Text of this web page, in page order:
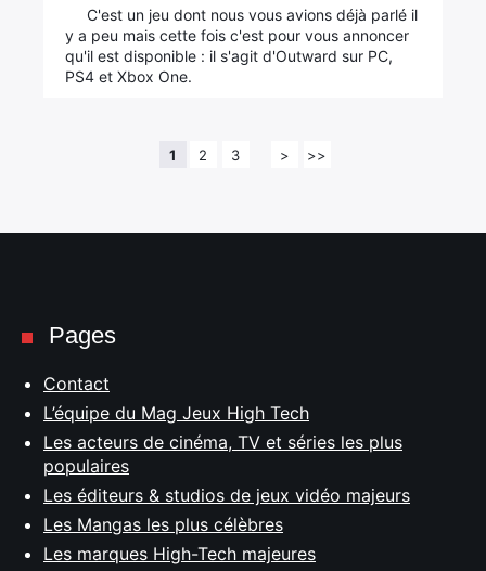
C'est un jeu dont nous vous avions déjà parlé il
y a peu mais cette fois c'est pour vous annoncer
qu'il est disponible : il s'agit d'Outward sur PC,
PS4 et Xbox One.
1 2 3 > >>
Pages
Contact
L’équipe du Mag Jeux High Tech
Les acteurs de cinéma, TV et séries les plus
populaires
Les éditeurs & studios de jeux vidéo majeurs
Les Mangas les plus célèbres
Les marques High-Tech majeures